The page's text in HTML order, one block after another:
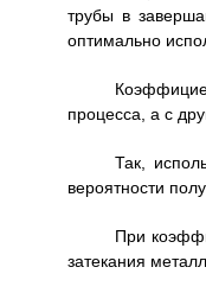
трубы в
оптимально
процесса, а с
Так,
вероятности
При
затекания